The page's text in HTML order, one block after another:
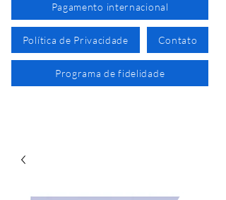
Pagamento internacional
Política de Privacidade Contato
Programa de fidelidade